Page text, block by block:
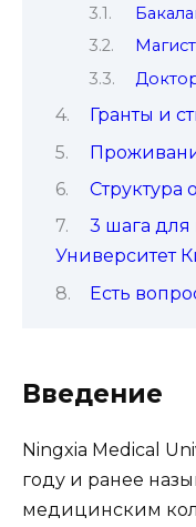
Гранты и
Структура
3 шага для
Университет
Есть
Введение
Ningxia Medical
году и ранее
медицинским